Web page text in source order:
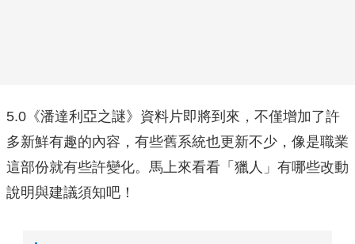
5.0《潘達利亞之謎》資料片即將到來，不僅增加了許
多新鮮有趣的內容，有些舊系統也更新不少，像是職業
這部份就有些許變化。馬上來看看「獵人」有哪些改動
說明與建議須知吧！